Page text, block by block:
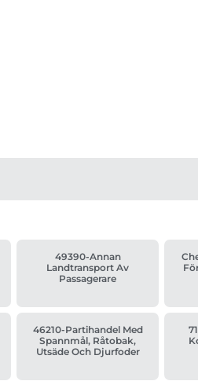
49390-Annan
Landtransport Av
Passagerare
46210-Partihandel Med
Spannmål, Råtobak,
Utsäde Och Djurfoder